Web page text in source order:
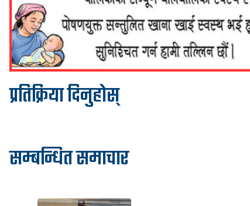
प्रतिक्रिया दिनुहोस्
सम्बन्धित समाचार